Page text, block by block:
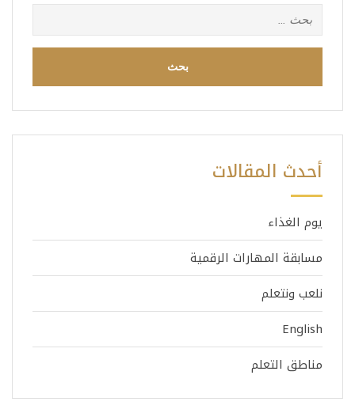
البحث
عن:
أحدث المقالات
يوم الغذاء
مسابقة المهارات الرقمية
نلعب ونتعلم
English
مناطق التعلم